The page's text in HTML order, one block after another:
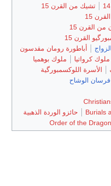
تشيك من القرن 15
15
القرن 15
القرن 15
أباطورة رومان مقدسون
ملوك كرواتيا
ملوك بوهميا
الأسرة اللوكسمبورگية
فرسان الوشاح
Burials
حائزو الوردة الذهبية
Order of the Dragon